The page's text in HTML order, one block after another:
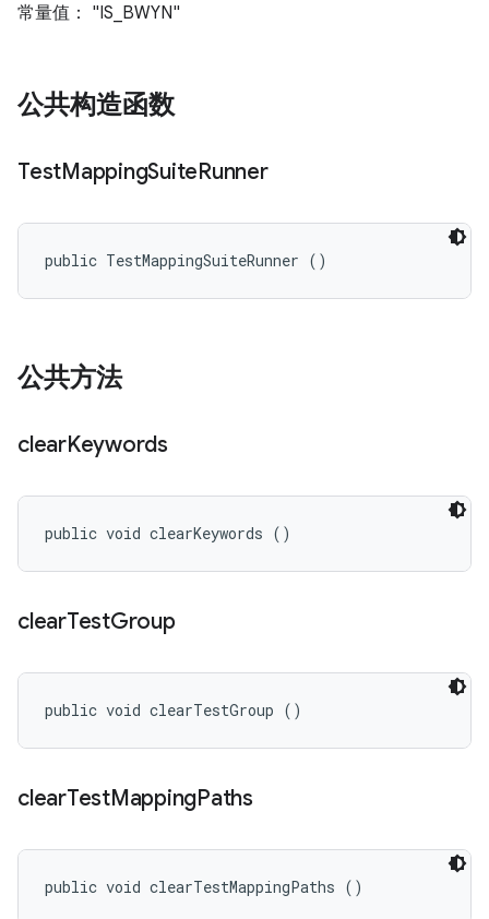
常量值： "IS_BWYN"
公共构造函数
TestMappingSuiteRunner
public TestMappingSuiteRunner ()
公共方法
clearKeywords
public void clearKeywords ()
clearTestGroup
public void clearTestGroup ()
clearTestMappingPaths
public void clearTestMappingPaths ()